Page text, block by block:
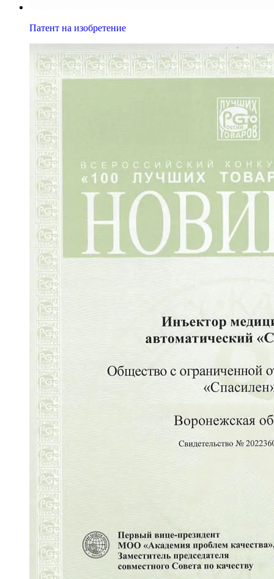
Патент на изобретение